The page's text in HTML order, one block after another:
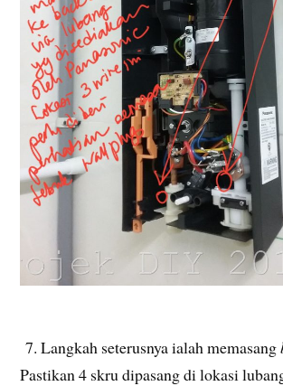
7. Langkah seterusnya ialah memasang
Pastikan 4 skru dipasang di lokasi